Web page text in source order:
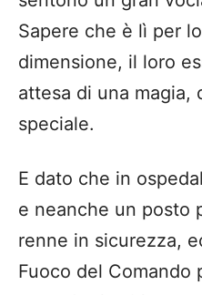
Sapere che è lì per
dimensione, il loro
attesa di una magia,
speciale.
E dato che in
e neanche un posto
renne in sicurezza,
Fuoco del Comando